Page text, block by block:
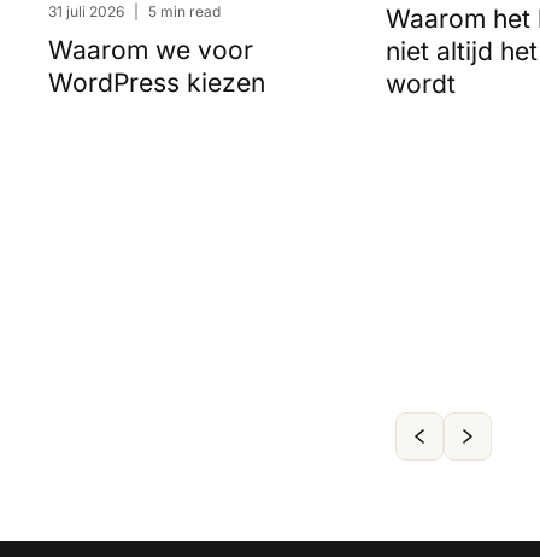
31 juli 2026 5 min read
Waarom we voor
WordPress kiezen
Waarom
niet altijd
wordt